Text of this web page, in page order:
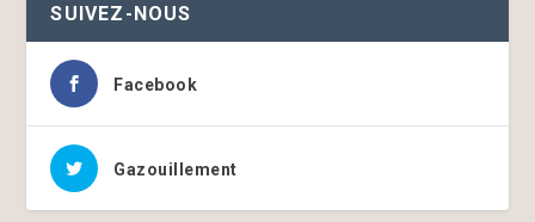
SUIVEZ-NOUS
Facebook
Gazouillement